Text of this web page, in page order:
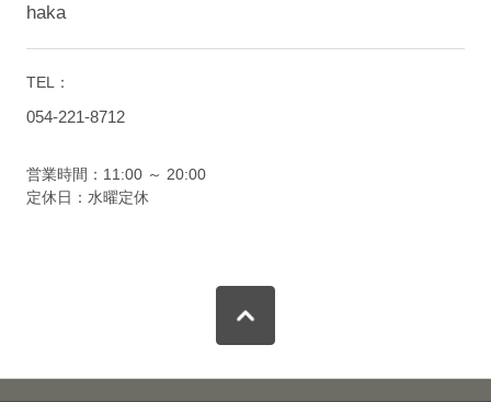
haka
TEL：
054-221-8712
営業時間：11:00 ～ 20:00
定休日：水曜定休